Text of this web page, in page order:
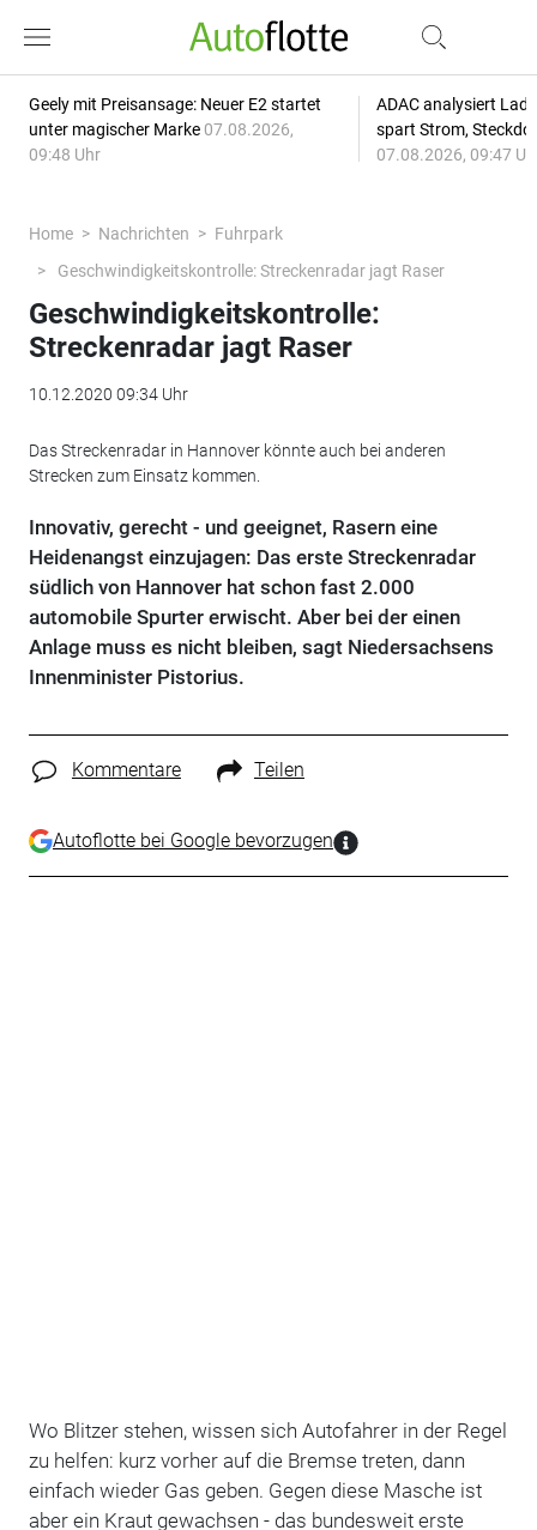
Geely mit Preisansage: Neuer E2 startet
unter magischer Marke 07.08.2026,
09:48 Uhr
ADAC analysiert
spart Strom,
07.08.2026, 09:47
Home Nachrichten
Fuhrpark
Geschwindigkeitskontrolle: Streckenradar jagt Raser
Geschwindigkeitskontrolle:
Streckenradar jagt Raser
10.12.2020 09:34 Uhr
Das Streckenradar in Hannover könnte auch bei anderen
Strecken zum Einsatz kommen.
Innovativ, gerecht - und geeignet, Rasern eine
Heidenangst einzujagen: Das erste Streckenradar
südlich von Hannover hat schon fast 2.000
automobile Spurter erwischt. Aber bei der einen
Anlage muss es nicht bleiben, sagt Niedersachsens
Innenminister Pistorius.
Kommentare Teilen
Autoflotte bei Google bevorzugen
Wo Blitzer stehen, wissen sich Autofahrer in der Regel
zu helfen: kurz vorher auf die Bremse treten, dann
einfach wieder Gas geben. Gegen diese Masche ist
aber ein Kraut gewachsen - das bundesweit erste